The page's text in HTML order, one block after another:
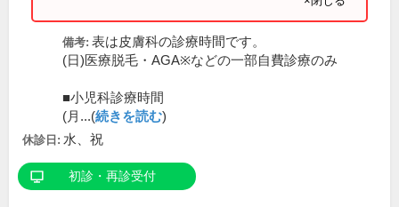
備考: 表は皮膚科の診療時間です。
(日)医療脱毛・AGA※などの一部自費診療のみ
■小児科診療時間
(月...(続きを読む)
休診日: 水、祝
初診・再診受付